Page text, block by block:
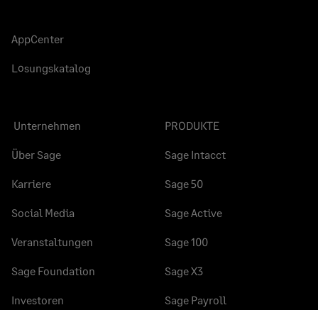
AppCenter
Lösungskatalog
Unternehmen
Über Sage
Karriere
Social Media
Veranstaltungen
Sage Foundation
Investoren
PRODUKTE
Sage Intacct
Sage 50
Sage Active
Sage 100
Sage X3
Sage Payroll